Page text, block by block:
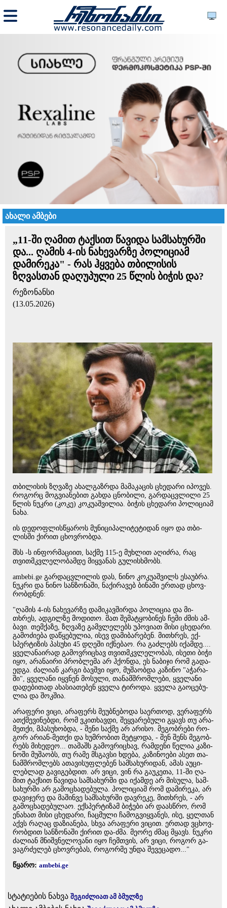
ახალი ამბები
„11-ში ღა­მით ტაქ­სით წა­ვი­და სამ­სა­ხურ­ში
და... ღამის 4-ის ნახევარზე პოლიციამ
დამირეკა" - რას ჰყვება თბილისის
ზღვასთან დაღუპული 25 წლის ბიჭის და?
რეზონანსი
(13.05.2026)
თბი­ლი­სის ზღვა­ზე ახალ­გაზ­რდა მა­მა­კა­ცის ცხე­და­რი იპო­ვეს.
რო­გორც მოგ­ვი­ა­ნე­ბით გახ­და ცნო­ბი­ლი, გარ­დაც­ვლი­ლი 25
წლის ნუკ­რი (კოკე) კო­კუ­აშ­ვი­ლია. ბი­ჭის ცხე­და­რი პო­ლი­ცი­ამ
ნახა.
ის დე­დოფ­ლის­წყა­როს მუ­ნი­ცი­პა­ლი­ტე­ტი­დან იყო და თბი­
ლის­ში ქი­რით ცხოვ­რობ­და.
შსს -ს ინ­ფორ­მა­ცი­ით, საქ­მე 115-ე მუხ­ლით აღიძ­რა, რაც
თვით­მკვლე­ლო­ბამ­დე მიყ­ვა­ნას გუ­ლის­ხმობს.
ambebi.ge გარ­დაც­ვლი­ლის დას, ნინო კო­კუ­აშ­ვილს ესა­უბ­რა.
ნუკ­რი და ნინო სან­ზო­ნა­ში, ნა­ქი­რა­ვებ ბი­ნა­ში ერ­თად ცხოვ­
რობ­დნენ:
"ღა­მის 4-ის ნა­ხე­ვარ­ზე და­მი­კავ­შირ­და პო­ლი­ცია და მი­
თხრეს, ად­გილ­ზე მო­დი­თო. მათ შე­მა­ტყო­ბი­ნეს ჩემი ძმის ამ­
ბა­ვი. თემ­ქა­ზე, ზღვა­ზე გამ­ვლე­ლებს უპო­ვი­ათ მისი ცხე­და­რი.
გა­მო­ძი­ე­ბა და­წყე­ბუ­ლია, ისევ და­მი­ბა­რე­ბენ. მი­თხრეს, ექ­
სპერ­ტი­ზის პა­სუ­ხი 45 დღე­ში იქ­ნე­ბაო. რა გაძ­ლებს იქამ­დე....
ყვე­ლა­ნა­ი­რად გა­მოვ­რი­ცხავ თვით­მკვლე­ლო­ბას, ისე­თი ბიჭი
იყო, არა­ნა­ი­რი პრობ­ლე­მა არ ჰქონ­და, ეს ნა­ბი­ჯი რომ გა­და­
ედ­გა. ძა­ლი­ან კარ­გი ბავ­შვი იყო, მუ­შა­ობ­და კა­ზი­ნო "აჭა­რა­
ში", ყვე­ლა­ნი იყ­ვნენ მო­სუ­ლი, თა­ნამ­შრომ­ლე­ბი, ყვე­ლა­ნი
და­დე­ბი­თად ახა­სი­ა­თე­ბენ ყვე­ლა ტი­რო­და. ყვე­ლა გა­ო­ცე­ბუ­
ლია და შოკ­შია.
არა­ფე­რი ვიცი, არა­ფერს მე­უბ­ნე­ბო­და სა­ერ­თოდ, ვე­რა­ფერს
ათ­ქმე­ვი­ნებ­დი, რომ ვკი­თხავ­დი, შეყ­ვა­რე­ბუ­ლი გყავს თუ არა-
მეთ­ქი, მპა­სუ­ხობ­და, - შენი საქ­მე არ არი­სო. მე­გობ­რე­ბი რო­
გორ არი­ან-მეთ­ქი და ხუმ­რო­ბით მე­ტყო­და, - შენ შენს მე­გობ­
რებს მი­ხე­დეო... თა­მაშს გა­მოვ­რი­ცხავ, რამ­დე­ნი წე­ლია კა­ზი­
ნო­ში მუ­შა­ობს, თუ რამე მსგავ­სი ხდე­ბა, კა­ზი­ნო­ე­ბი ასეთ თა­
ნამ­შრომ­ლებს ათა­ვი­სუფ­ლე­ბენ სამ­სა­ხუ­რი­დან, ამას აუ­ცი­
ლებ­ლად გა­ვი­გებ­დით. არ ვიცი, ვინ რა გა­უ­კე­თა, 11-ში ღა­
მით ტაქ­სით წა­ვი­და სამ­სა­ხურ­ში და იქამ­დე არ მი­სუ­ლა, სამ­
სა­ხურ­ში არ გა­მო­ცხა­დე­ბუ­ლა. პო­ლი­ცი­ამ რომ და­მი­რე­კა, არ
და­ვი­ჯე­რე და მა­შინ­ვე სამ­სა­ხურ­ში დავ­რე­კე, მი­თხრეს, - არ
გა­მო­ცხა­დე­ბუ­ლაო. ექ­სპერ­ტი­ზამ ბი­ჭე­ბი არ და­ას­წრო, რომ
ენა­ხათ მისი ცხე­და­რი, ჩაც­მუ­ლი ჩა­მოგ­ვიყ­ვა­ნეს, ისე, ყელ­თან
აქვს რა­ღაც და­ზი­ა­ნე­ბა, სხვა არა­ფე­რი ვი­ცით. ერ­თად ვცხოვ­
რობ­დით სან­ზო­ნა­ში ქი­რით და-ძმა. მე­ო­რე ძმაც მყავს. ნუკ­რი
ძა­ლი­ან მნიშ­ვნე­ლო­ვა­ნი იყო ჩემ­თვის, არ ვიცი, რო­გორ გა­
ვაგ­რძე­ლებ ცხოვ­რე­ბას, რო­გორ­მე უნდა შე­ვე­ცა­დო..."
წყარო: ambebi.ge
სტატიების ნახვა შეგიძლიათ ამ ბმულზე